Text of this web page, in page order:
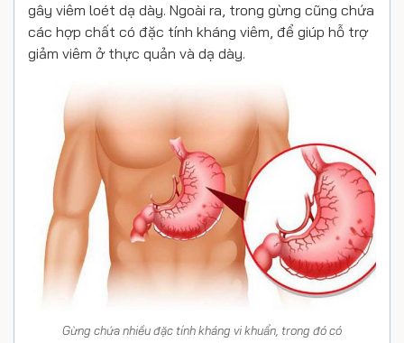
gây viêm loét dạ dày. Ngoài ra, trong gừng cũng chứa
các hợp chất có đặc tính kháng viêm, để giúp hỗ trợ
giảm viêm ở thực quản và dạ dày.
Gừng chứa nhiều đặc tính kháng vi khuẩn, trong đó có